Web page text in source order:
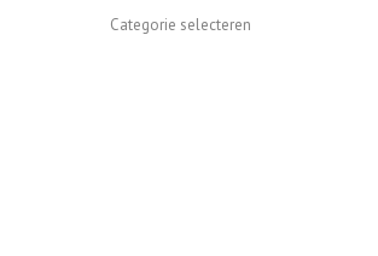
Categoriën